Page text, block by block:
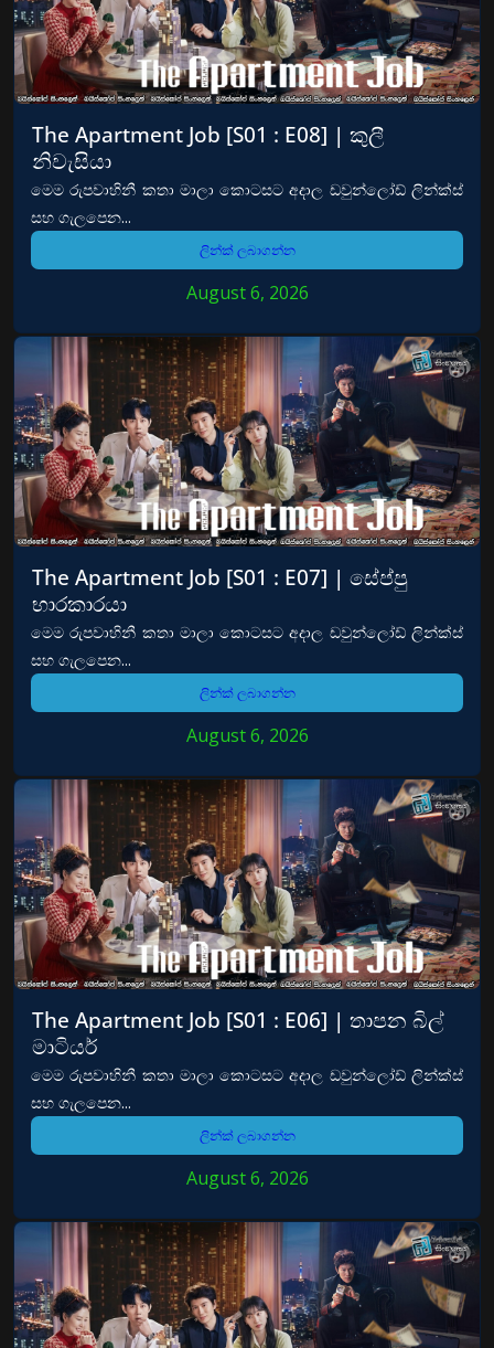
The Apartment Job [S01 : E08] | කුලී
නිවැසියා
මෙම රුපවාහිනී කතා මාලා කොටසට අදාල ඩවුන්ලෝඩ් ලින්ක්ස්
සහ ගැලපෙන...
ලින්ක් ලබාගන්න
August 6, 2026
The Apartment Job [S01 : E07] | සේප්පු
භාරකාරයා
මෙම රුපවාහිනී කතා මාලා කොටසට අදාල ඩවුන්ලෝඩ් ලින්ක්ස්
සහ ගැලපෙන...
ලින්ක් ලබාගන්න
August 6, 2026
The Apartment Job [S01 : E06] | තාපන බිල්
මාටියර්
මෙම රුපවාහිනී කතා මාලා කොටසට අදාල ඩවුන්ලෝඩ් ලින්ක්ස්
සහ ගැලපෙන...
ලින්ක් ලබාගන්න
August 6, 2026